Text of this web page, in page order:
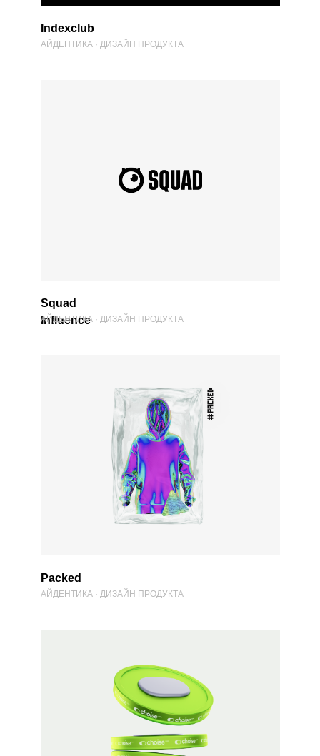
Indexclub
АЙДЕНТИКА · ДИЗАЙН ПРОДУКТА
Squad
Influence
АЙДЕНТИКА · ДИЗАЙН ПРОДУКТА
Packed
АЙДЕНТИКА · ДИЗАЙН ПРОДУКТА